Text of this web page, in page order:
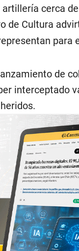
cerca
de Cultura
para
de
interceptado